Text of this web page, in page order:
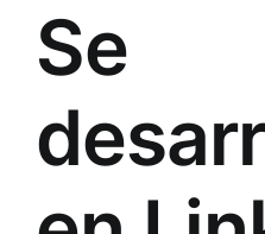
Recursos
Contacte con
Se